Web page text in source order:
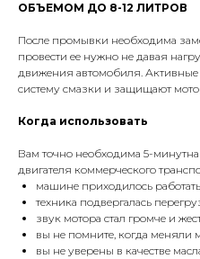
ОБЪЕМОМ ДО 8-12 ЛИТРОВ
После промывки необходима
провести ее нужно не давая
движения автомобиля.
систему смазки и защищают
Когда использовать
Вам точно необходима 5-
двигателя коммерческого
машине приходилось
техника подвергалась
звук мотора стал громче и
вы не помните, когда меняли
вы не уверены в качестве